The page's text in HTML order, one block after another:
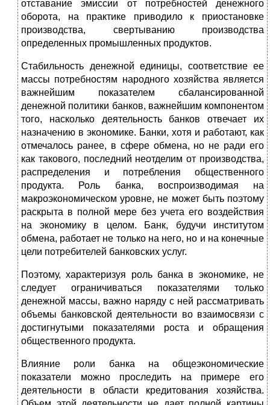
отставание эмиссии от потребностей денежного
оборота, на практике приводило к приостановке
производства, свертыванию производства
определенных промышленных продуктов.
Стабильность денежной единицы, соответствие ее
массы потребностям народного хозяйства является
важнейшим показателем сбалансированной
денежной политики банков, важнейшим компонентом
того, насколько деятельность банков отвечает их
назначению в экономике. Банки, хотя и работают, как
отмечалось ранее, в сфере обмена, но не ради его
как такового, последний неотделим от производства,
распределения и потребления общественного
продукта. Роль банка, воспроизводимая на
макроэкономическом уровне, не может быть поэтому
раскрыта в полной мере без учета его воздействия
на экономику в целом. Банк, будучи институтом
обмена, работает не только на него, но и на конечные
цели потребителей банковских услуг.
Поэтому, характеризуя роль банка в экономике, не
следует ограничиваться показателями только
денежной массы, важно наряду с ней рассматривать
объемы банковской деятельности во взаимосвязи с
достигнутыми показателями роста и обращения
общественного продукта.
Влияние роли банка на общеэкономические
показатели можно проследить на примере его
деятельности в области кредитования хозяйства.